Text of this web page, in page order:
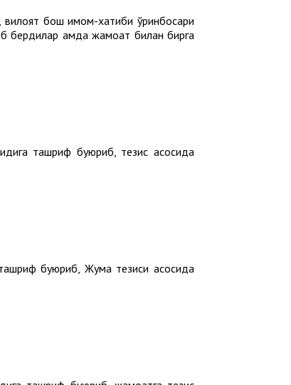
вилоят бош имом-хатиби ўринбосари
ҳамда жамоат билан бирга
ташриф буюриб, тезис асосида
буюриб, Жума тезиси асосида